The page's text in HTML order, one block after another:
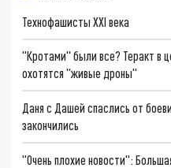
Технофашисты XXI века
"Кротами" были все? Теракт в
охотятся "живые дроны"
Даня с Дашей спаслись от
закончились
"Очень плохие новости":